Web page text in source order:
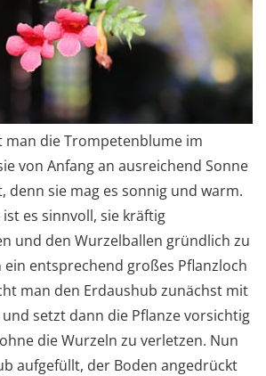
man die Trompetenblume im
von Anfang an ausreichend Sonne
denn sie mag es sonnig und warm.
es sinnvoll, sie kräftig
und den Wurzelballen gründlich zu
ein entsprechend großes Pflanzloch
man den Erdaushub zunächst mit
setzt dann die Pflanze vorsichtig
die Wurzeln zu verletzen. Nun
aufgefüllt, der Boden angedrückt